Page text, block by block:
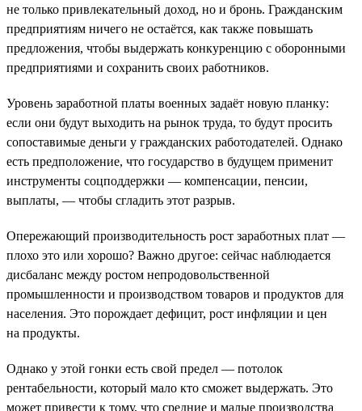
не только привлекательный доход, но и бронь. Гражданским
предприятиям ничего не остаётся, как также повышать
предложения, чтобы выдержать конкуренцию с оборонными
предприятиями и сохранить своих работников.
Уровень заработной платы военных задаёт новую планку:
если они будут выходить на рынок труда, то будут просить
сопоставимые деньги у гражданских работодателей. Однако
есть предположение, что государство в будущем применит
инструменты соцподдержки — компенсации, пенсии,
выплаты, — чтобы сгладить этот разрыв.
Опережающий производительность рост заработных плат —
плохо это или хорошо? Важно другое: сейчас наблюдается
дисбаланс между ростом непродовольственной
промышленности и производством товаров и продуктов для
населения. Это порождает дефицит, рост инфляции и цен
на продукты.
Однако у этой гонки есть свой предел — потолок
рентабельности, который мало кто сможет выдержать. Это
может привести к тому, что средние и малые производства